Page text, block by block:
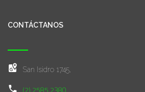
CONTÁCTANOS
San Isidro 1745,
(2) 2585 2380